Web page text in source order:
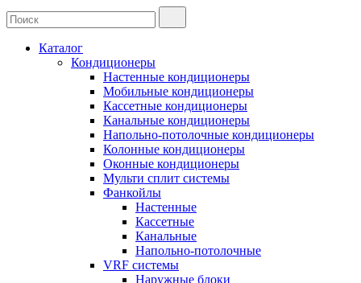
Каталог
Кондиционеры
Настенные кондиционеры
Мобильные кондиционеры
Кассетные кондиционеры
Канальные кондиционеры
Напольно-потолочные кондиционеры
Колонные кондиционеры
Оконные кондиционеры
Мульти сплит системы
Фанкойлы
Настенные
Кассетные
Канальные
Напольно-потолочные
VRF системы
Наружные блоки